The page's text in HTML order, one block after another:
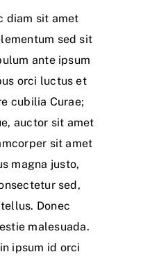
diam sit amet
sed sit
ante ipsum
orci luctus et
cubilia Curae;
auctor sit amet
sit amet
magna justo,
sed,
Donec
malesuada.
ipsum id orci